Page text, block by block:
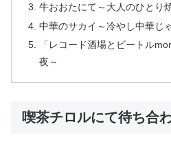
牛おおたにて～大人のひとり
中華のサカイ～冷やし中華じ
「レコード酒場とビートル
夜～
喫茶チロルにて待ち合